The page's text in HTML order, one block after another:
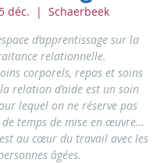
déc.
  |
Schaerbeek
d’apprentissage sur la
relationnelle.
corporels, repas et soins
relation d’aide est un soin
lequel on ne réserve pas
temps de mise en œuvre…
au cœur du travail avec les
âgées.